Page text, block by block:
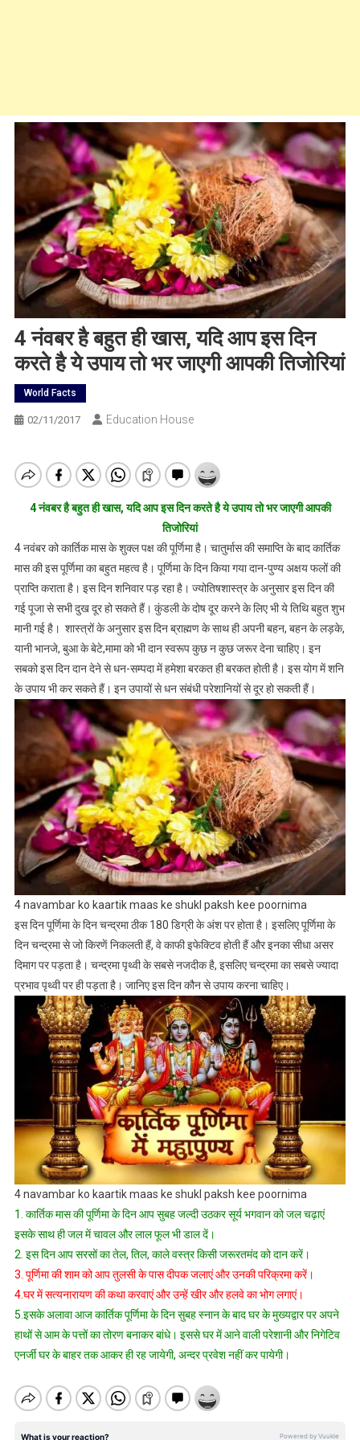
4 नंवबर है बहुत ही खास, यदि आप इस दिन
करते है ये उपाय तो भर जाएगी आपकी तिजोरियां
World Facts
02/11/2017 Education House
4 नंवबर है बहुत ही खास, यदि आप इस दिन करते है ये उपाय तो भर जाएगी आपकी
तिजोरियां
4 नवंबर को कार्तिक मास के शुक्ल पक्ष की पूर्णिमा है। चातुर्मास की समाप्ति के बाद कार्तिक
मास की इस पूर्णिमा का बहुत महत्व है। पूर्णिमा के दिन किया गया दान-पुण्य अक्षय फलों की
प्राप्ति कराता है। इस दिन शनिवार पड़ रहा है। ज्योतिषशास्त्र के अनुसार इस दिन की
गई पूजा से सभी दुख दूर हो सकते हैं। कुंडली के दोष दूर करने के लिए भी ये तिथि बहुत शुभ
मानी गई है। शास्त्रों के अनुसार इस दिन ब्राह्मण के साथ ही अपनी बहन, बहन के लड़के,
यानी भानजे, बुआ के बेटे,मामा को भी दान स्वरूप कुछ न कुछ जरूर देना चाहिए। इन
सबको इस दिन दान देने से धन-सम्पदा में हमेशा बरकत ही बरकत होती है। इस योग में शनि
के उपाय भी कर सकते हैं। इन उपायों से धन संबंधी परेशानियों से दूर हो सकती हैं।
4 navambar ko kaartik maas ke shukl paksh kee poornima
इस दिन पूर्णिमा के दिन चन्द्रमा ठीक 180 डिग्री के अंश पर होता है। इसलिए पूर्णिमा के
दिन चन्द्रमा से जो किरणें निकलती हैं, वे काफी इफेक्टिव होती हैं और इनका सीधा असर
दिमाग पर पड़ता है। चन्द्रमा पृथ्वी के सबसे नजदीक है, इसलिए चन्द्रमा का सबसे ज्यादा
प्रभाव पृथ्वी पर ही पड़ता है। जानिए इस दिन कौन से उपाय करना चाहिए।
4 navambar ko kaartik maas ke shukl paksh kee poornima
1. कार्तिक मास की पूर्णिमा के दिन आप सुबह जल्दी उठकर सूर्य भगवान को जल चढ़ाएं
इसके साथ ही जल में चावल और लाल फूल भी डाल दें।
2. इस दिन आप सरसों का तेल, तिल, काले वस्त्र किसी जरूरतमंद को दान करें।
3. पूर्णिमा की शाम को आप तुलसी के पास दीपक जलाएं और उनकी परिक्रमा करें।
4.घर में सत्यनारायण की कथा करवाएं और उन्हें खीर और हलवे का भोग लगाएं।
5.इसके अलावा आज कार्तिक पूर्णिमा के दिन सुबह स्नान के बाद घर के मुख्यद्वार पर अपने
हाथों से आम के पत्तों का तोरण बनाकर बांधे। इससे घर में आने वाली परेशानी और निगेटिव
एनर्जी घर के बाहर तक आकर ही रह जायेगी, अन्दर प्रवेश नहीं कर पायेगी।